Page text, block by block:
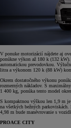
V ponuke motorizácií nájdete aj
ponúkne výkon až 180 k (132
automatickou prevodovkou.
litra a výkonom 120 k (88 kW)
Okrem dostatočného výkonu
rozmerných nákladov. S
1 400 kg, ponúka tento model
S kompaktnou výškou len 1,9 m
na všetkých bežných
4,98 m bude manévrovanie s
PROACE CITY